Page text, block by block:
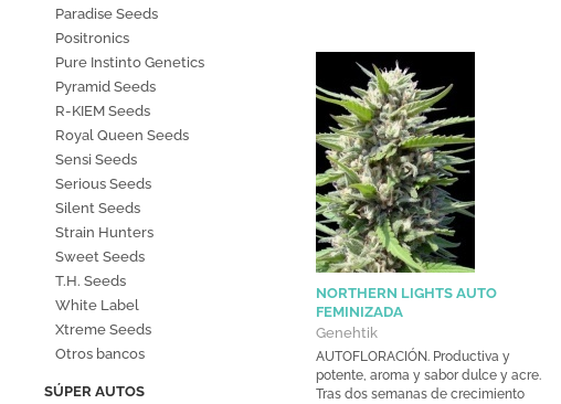
Paradise Seeds
Positronics
Pure Instinto Genetics
Pyramid Seeds
R-KIEM Seeds
Royal Queen Seeds
Sensi Seeds
Serious Seeds
Silent Seeds
Strain Hunters
Sweet Seeds
T.H. Seeds
White Label
Xtreme Seeds
Otros bancos
SÚPER AUTOS
NORTHERN LIGHTS AUTO
FEMINIZADA
Genehtik
AUTOFLORACIÓN. Productiva y
potente, aroma y sabor dulce y acre.
Tras dos semanas de crecimiento